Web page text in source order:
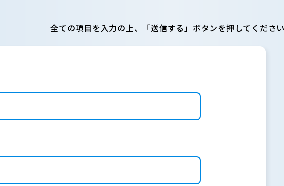
全ての項目を入力の上、「送信する」ボタンを押してくださ